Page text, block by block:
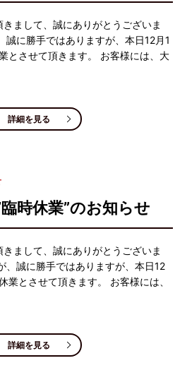
まして、誠にありがとうございま
誠に勝手ではありますが、本日12月1
とさせて頂きます。 お客様には、大
詳細を見る
時休業”のお知らせ
まして、誠にありがとうございま
、誠に勝手ではありますが、本日12
業とさせて頂きます。 お客様には、
詳細を見る